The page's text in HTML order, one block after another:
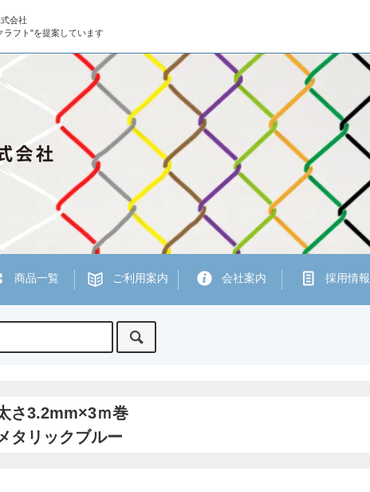
会社
ラフト"を提案しています
商品一覧 ご利用案内 会社案内 採用情報
さ3.2mm×3ｍ巻
タリックブルー